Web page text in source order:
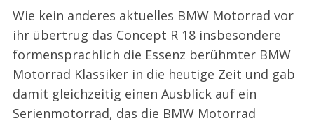
Wie kein anderes aktuelles BMW Motorrad vor
ihr übertrug das Concept R 18 insbesondere
formensprachlich die Essenz berühmter BMW
Motorrad Klassiker in die heutige Zeit und gab
damit gleichzeitig einen Ausblick auf ein
Serienmotorrad, das die BMW Motorrad